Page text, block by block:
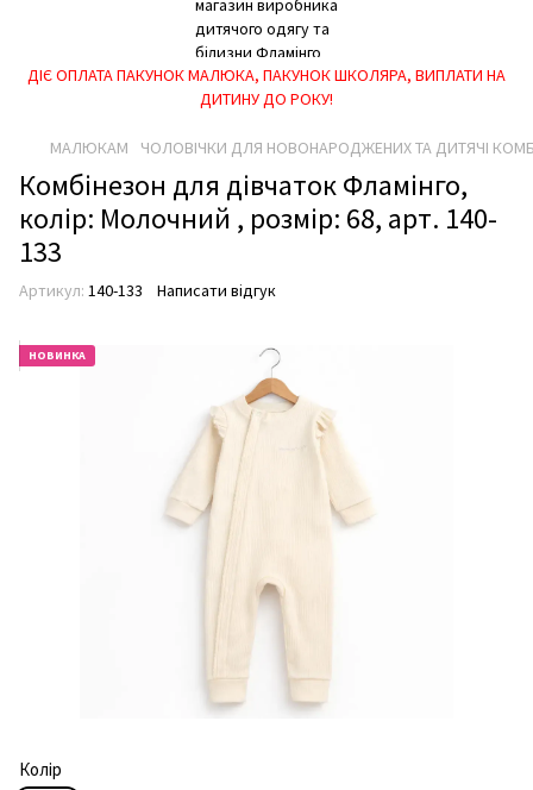
ДІЄ ОПЛАТА ПАКУНОК МАЛЮКА, ПАКУНОК ШКОЛЯРА, ВИПЛАТИ НА
ДИТИНУ ДО РОКУ!
МАЛЮКАМ ЧОЛОВІЧКИ ДЛЯ НОВОНАРОДЖЕНИХ ТА ДИТЯЧІ
Комбінезон для дівчаток Фламінго,
колір: Молочний , розмір: 68, арт. 140-
133
Артикул: 140-133 Написати відгук
НОВИНКА
Колір